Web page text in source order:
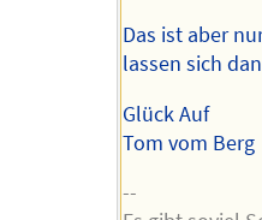
Das ist aber
lassen sich
Glück Auf
Tom vom Berg
--